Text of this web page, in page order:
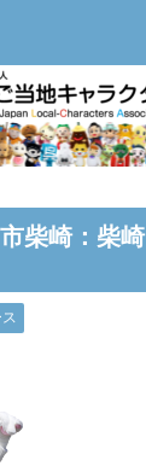
市柴崎：柴